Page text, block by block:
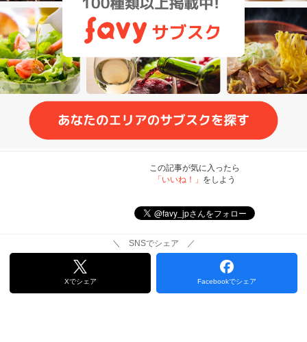
この記事が気に入ったら
「いいね！」 をしよう
＼ SNSでシェア ／
Xでシェア Facebookでシェア